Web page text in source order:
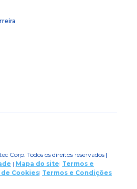
Corp. Todos os direitos reservados |
| Mapa do site| Termos e
Cookies| Termos e Condições